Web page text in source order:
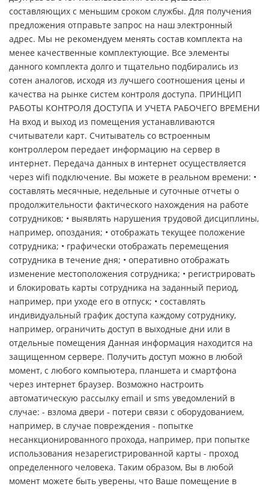
составляющих с меньшим сроком службы. Для получения
предложения отправьте запрос на наш электронный
адрес. Мы не рекомендуем менять состав комплекта на
менее качественные комплектующие. Все элементы
данного комплекта долго и тщательно подбирались из
сотен аналогов, исходя из лучшего соотношения цены и
качества на рынке систем контроля доступа. ПРИНЦИП
РАБОТЫ КОНТРОЛЯ ДОСТУПА И УЧЕТА РАБОЧЕГО ВРЕМЕНИ
На вход и выход из помещения устанавливаются
считыватели карт. Считыватель со встроенным
контроллером передает информацию на сервер в
интернет. Передача данных в интернет осуществляется
через wifi подключение. Вы можете в реальном времени: •
составлять месячные, недельные и суточные отчеты о
продолжительности фактического нахождения на работе
сотрудников; • выявлять нарушения трудовой дисциплины,
например, опоздания; • отображать текущее положение
сотрудника; • графически отображать перемещения
сотрудника в течение дня; • оперативно отображать
изменение местоположения сотрудника; • регистрировать
и блокировать карты сотрудника на заданный период,
например, при уходе его в отпуск; • составлять
индивидуальный график доступа каждому сотруднику,
например, ограничить доступ в выходные дни или в
отдельные помещения Данная информация находится на
защищенном сервере. Получить доступ можно в любой
момент, с любого компьютера, планшета и смартфона
через интернет браузер. Возможно настроить
автоматическую рассылку email и sms уведомлений в
случае: - взлома двери - потери связи с оборудованием,
например, в случае повреждения - попытке
несанкционированного прохода, например, при попытке
использования незарегистрированной карты - проход
определенного человека. Таким образом, Вы в любой
момент можете быть уверены, что Ваше помещение в